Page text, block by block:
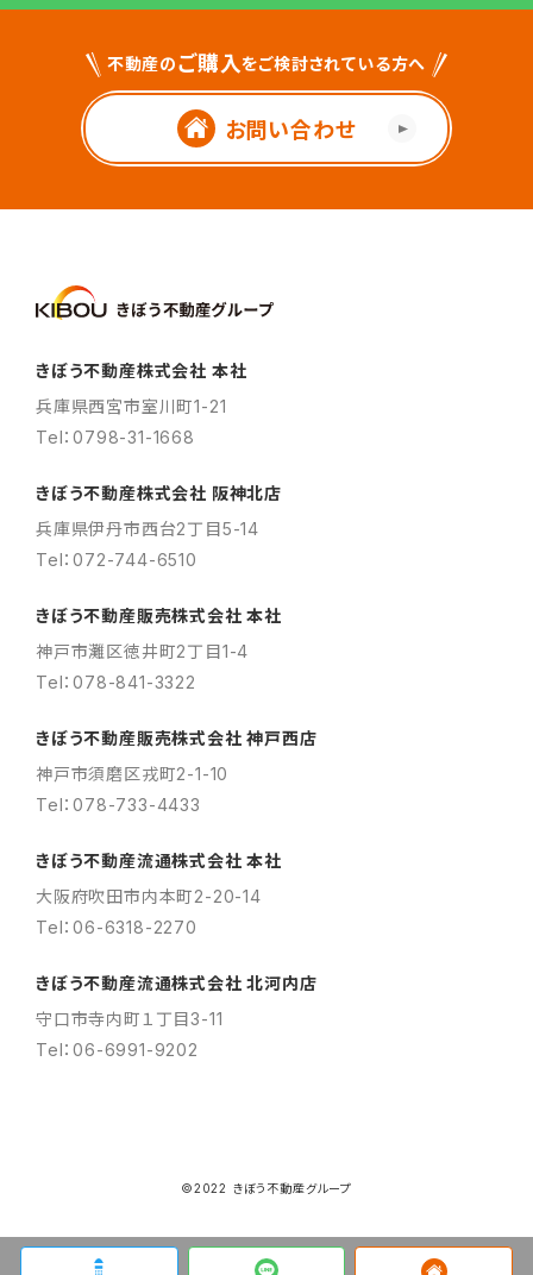
不動産のご購入をご検討されている方へ
お問い合わせ
きぼう不動産株式会社 本社
兵庫県西宮市室川町1-21
Tel：0798-31-1668
きぼう不動産株式会社 阪神北店
兵庫県伊丹市西台2丁目5-14
Tel：072-744-6510
きぼう不動産販売株式会社 本社
神戸市灘区徳井町2丁目1-4
Tel：078-841-3322
きぼう不動産販売株式会社 神戸西店
神戸市須磨区戎町2-1-10
Tel：078-733-4433
きぼう不動産流通株式会社 本社
大阪府吹田市内本町2-20-14
Tel：06-6318-2270
きぼう不動産流通株式会社 北河内店
守口市寺内町１丁目3-11
Tel：06-6991-9202
©2022 きぼう不動産グループ